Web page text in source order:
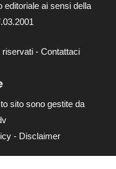
editoriale ai sensi della
riservati - Contattaci
sito sono gestite da
- Disclaimer